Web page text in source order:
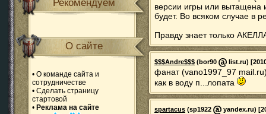
Рекомендуем
О сайте
• О команде сайта и
сотрудничестве
• Сделать страницу
стартовой
• Реклама на сайте
версии игры или вытащена
будет. Во всяком случае в
Правду знает только
$$$Andre$$$ (bor90 list.ru)
фанат (vano1997_97
как в воду п...лопата
spartacus (sp1922 yandex.ru)